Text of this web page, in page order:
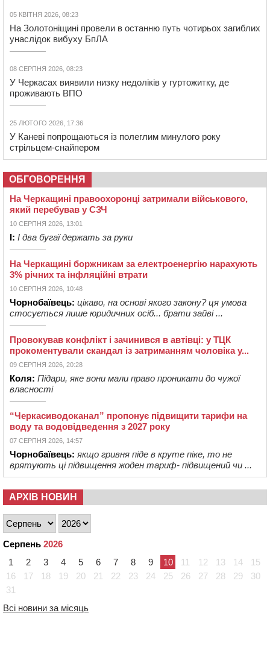
05 КВІТНЯ 2026, 08:23
На Золотоніщині провели в останню путь чотирьох загиблих
унаслідок вибуху БпЛА
08 СЕРПНЯ 2026, 08:23
У Черкасах виявили низку недоліків у гуртожитку, де
проживають ВПО
25 ЛЮТОГО 2026, 17:36
У Каневі попрощаються із полеглим минулого року
стрільцем-снайпером
ОБГОВОРЕННЯ
На Черкащині правоохоронці затримали військового,
який перебував у СЗЧ
10 СЕРПНЯ 2026, 13:01
І: І два бугаї держать за руки
На Черкащині боржникам за електроенергію нарахують
3% річних та інфляційні втрати
10 СЕРПНЯ 2026, 10:48
Чорнобаївець: цікаво, на основі якого закону? ця умова
стосується лише юридичних осіб... брати зайві ...
Провокував конфлікт і зачинився в автівці: у ТЦК
прокоментували скандал із затриманням чоловіка у...
09 СЕРПНЯ 2026, 20:28
Коля: Підари, яке вони мали право проникати до чужої
власності
“Черкасиводоканал” пропонує підвищити тарифи на
воду та водовідведення з 2027 року
07 СЕРПНЯ 2026, 14:57
Чорнобаївець: якщо гривня піде в круте піке, то не
врятують ці підвищення жоден тариф- підвищений чи ...
АРХІВ НОВИН
Серпень 2026
1
2 3 4 5 6 7 8 9 10 11 12 13 14
15
16
17 18 19 20 21 22 23 24 25 26 27 28 29
30
31
Всі новини за місяць